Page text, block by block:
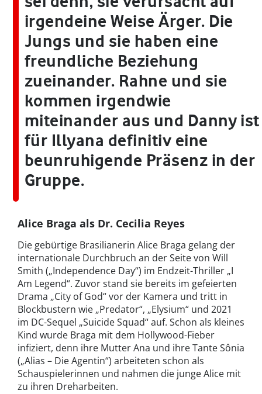
irgendeine Weise Ärger. Die
Jungs und sie haben eine
freundliche Beziehung
zueinander. Rahne und sie
kommen irgendwie
miteinander aus und Danny ist
für Illyana definitiv eine
beunruhigende Präsenz in der
Gruppe.
Alice Braga als Dr. Cecilia Reyes
Die gebürtige Brasilianerin Alice Braga gelang der
internationale Durchbruch an der Seite von Will
Smith („Independence Day“) im Endzeit-Thriller „I
Am Legend“. Zuvor stand sie bereits im gefeierten
Drama „City of God“ vor der Kamera und tritt in
Blockbustern wie „Predator“, „Elysium“ und 2021
im DC-Sequel „Suicide Squad“ auf. Schon als kleines
Kind wurde Braga mit dem Hollywood-Fieber
infiziert, denn ihre Mutter Ana und ihre Tante Sônia
(„Alias – Die Agentin“) arbeiteten schon als
Schauspielerinnen und nahmen die junge Alice mit
zu ihren Dreharbeiten.